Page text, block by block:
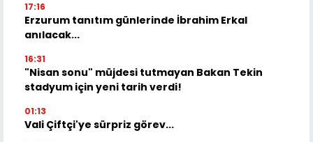
17:16
Erzurum tanıtım günlerinde İbrahim Erkal
anılacak...
16:31
"Nisan sonu" müjdesi tutmayan Bakan Tekin
stadyum için yeni tarih verdi!
01:13
Vali Çiftçi'ye sürpriz görev...